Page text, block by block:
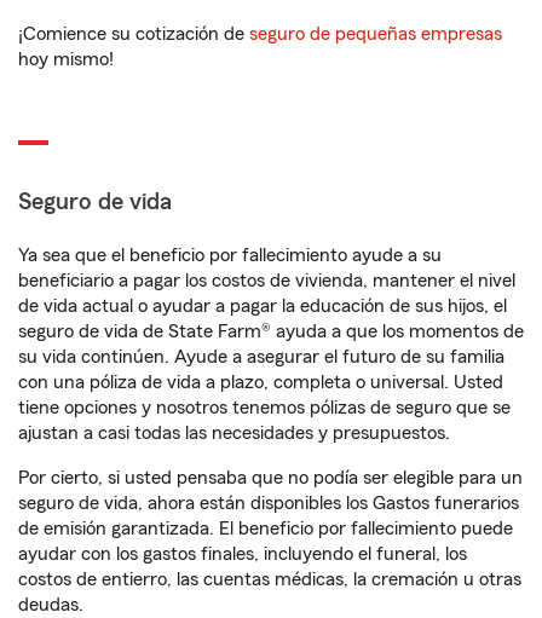
¡Comience su cotización de seguro de pequeñas empresas
hoy mismo!
Seguro de vida
Ya sea que el beneficio por fallecimiento ayude a su
beneficiario a pagar los costos de vivienda, mantener el nivel
de vida actual o ayudar a pagar la educación de sus hijos, el
seguro de vida de State Farm® ayuda a que los momentos de
su vida continúen. Ayude a asegurar el futuro de su familia
con una póliza de vida a plazo, completa o universal. Usted
tiene opciones y nosotros tenemos pólizas de seguro que se
ajustan a casi todas las necesidades y presupuestos.
Por cierto, si usted pensaba que no podía ser elegible para un
seguro de vida, ahora están disponibles los Gastos funerarios
de emisión garantizada. El beneficio por fallecimiento puede
ayudar con los gastos finales, incluyendo el funeral, los
costos de entierro, las cuentas médicas, la cremación u otras
deudas.